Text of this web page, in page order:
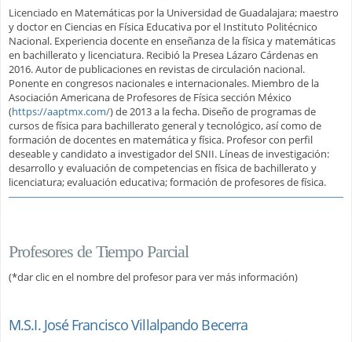
Licenciado en Matemáticas por la Universidad de Guadalajara; maestro
y doctor en Ciencias en Física Educativa por el Instituto Politécnico
Nacional. Experiencia docente en enseñanza de la física y matemáticas
en bachillerato y licenciatura. Recibió la Presea Lázaro Cárdenas en
2016. Autor de publicaciones en revistas de circulación nacional.
Ponente en congresos nacionales e internacionales. Miembro de la
Asociación Americana de Profesores de Física sección México
(https://aaptmx.com/) de 2013 a la fecha. Diseño de programas de
cursos de física para bachillerato general y tecnológico, así como de
formación de docentes en matemática y física. Profesor con perfil
deseable y candidato a investigador del SNII. Líneas de investigación:
desarrollo y evaluación de competencias en física de bachillerato y
licenciatura; evaluación educativa; formación de profesores de física.
Profesores de Tiempo Parcial
(*dar clic en el nombre del profesor para ver más información)
M.S.I. José Francisco Villalpando Becerra